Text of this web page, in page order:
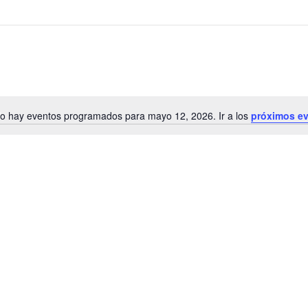
Aviso
hay eventos programados para mayo 12, 2026. Ir a los próximos